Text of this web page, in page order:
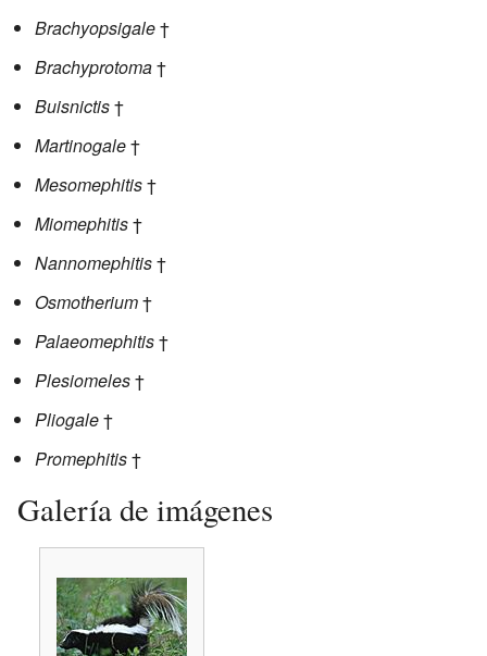
Brachyopsigale†
Brachyprotoma†
Buisnictis†
Martinogale†
Mesomephitis†
Miomephitis†
Nannomephitis†
Osmotherium†
Palaeomephitis†
Plesiomeles†
Pliogale†
Promephitis†
Galería de imágenes